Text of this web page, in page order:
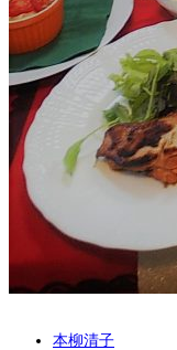
本柳清子